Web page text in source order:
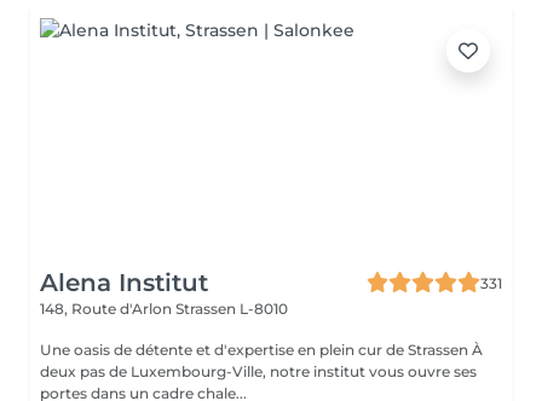
Alena Institut
331
148, Route d'Arlon Strassen L-8010
Une oasis de détente et d'expertise en plein cur de Strassen À
deux pas de Luxembourg-Ville, notre institut vous ouvre ses
portes dans un cadre chale...